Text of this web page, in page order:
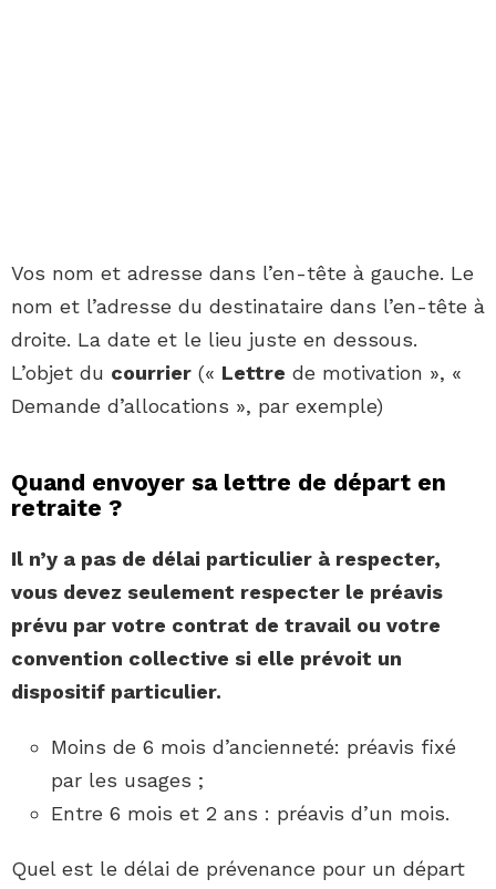
Vos nom et adresse dans l’en-tête à gauche. Le
nom et l’adresse du destinataire dans l’en-tête à
droite. La date et le lieu juste en dessous.
L’objet du courrier (« Lettre de motivation », «
Demande d’allocations », par exemple)
Quand envoyer sa lettre de départ en
retraite ?
Il n’y a pas de délai particulier à respecter,
vous devez seulement respecter le préavis
prévu par votre contrat de travail ou votre
convention collective si elle prévoit un
dispositif particulier.
Moins de 6 mois d’ancienneté: préavis fixé
par les usages ;
Entre 6 mois et 2 ans : préavis d’un mois.
Quel est le délai de prévenance pour un départ